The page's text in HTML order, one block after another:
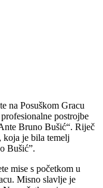
na Posuškom Gracu
postrojbe
Bruno Bušić“. Riječ
je bila temelj
Bušić”.
mise s početkom u
Misno slavlje je